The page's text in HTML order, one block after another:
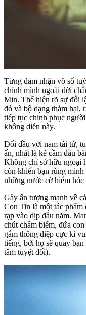
Từng đảm nhận vô số
chính mình ngoài đời
Min. Thể hiện rõ sự đối
đỏ và bộ dạng thảm hại,
tiếp tục chinh phục
không diễn này.
Đối đầu với nam tài tử,
ấn, nhất là kẻ cầm đầu
Không chỉ sở hữu ngoại
còn khiến bạn rùng
những nước cờ hiểm
Gây ấn tượng mạnh về
Con Tin là một tác
rạp vào dịp đầu năm.
chút châm biếm, đứa
gắm thông điệp cực kì
tiếng, bởi họ sẽ quay
tâm tuyệt đối).